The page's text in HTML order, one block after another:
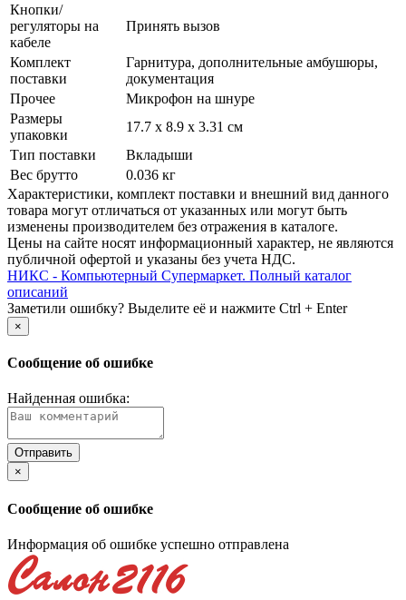
Кнопки/
регуляторы на
кабеле
Принять вызов
Комплект
поставки
Гарнитура, дополнительные амбушюры,
документация
Прочее
Микрофон на шнуре
Размеры
упаковки
17.7 x 8.9 x 3.31 см
Тип поставки
Вкладыши
Вес брутто
0.036 кг
Xарактеристики, комплект поставки и внешний вид данного
товара могут отличаться от указанных или могут быть
изменены производителем без отражения в каталоге.
Цены на сайте носят информационный характер, не являются
публичной офертой и указаны без учета НДС.
НИКС - Компьютерный Cупермаркет. Полный каталог
описаний
Заметили ошибку? Выделите её и нажмите Ctrl + Enter
×
Сообщение об ошибке
Найденная ошибка:
×
Сообщение об ошибке
Информация об ошибке успешно отправлена